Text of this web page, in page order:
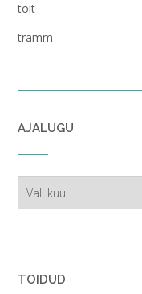
toit
tramm
AJALUGU
TOIDUD